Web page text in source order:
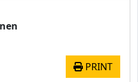
PRINT